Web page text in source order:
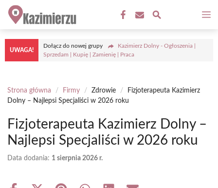
Przejdź
treści
UWAGA!
Dołącz do nowej grupy
Kazimierz Dolny - Ogłoszenia |
Sprzedam | Kupię | Zamienię | Praca
Strona główna / Firmy / Zdrowie /
Fizjoterapeuta Kazimierz
Dolny – Najlepsi Specjaliści w 2026 roku
Fizjoterapeuta Kazimierz Dolny –
Najlepsi Specjaliści w 2026 roku
Data dodania: 1 sierpnia 2026 r.